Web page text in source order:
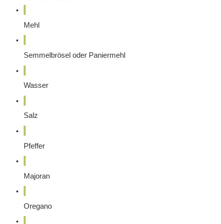
Mehl
Semmelbrösel oder Paniermehl
Wasser
Salz
Pfeffer
Majoran
Oregano